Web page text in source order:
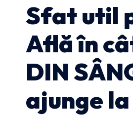
Sfat util
Află în
DIN
ajunge